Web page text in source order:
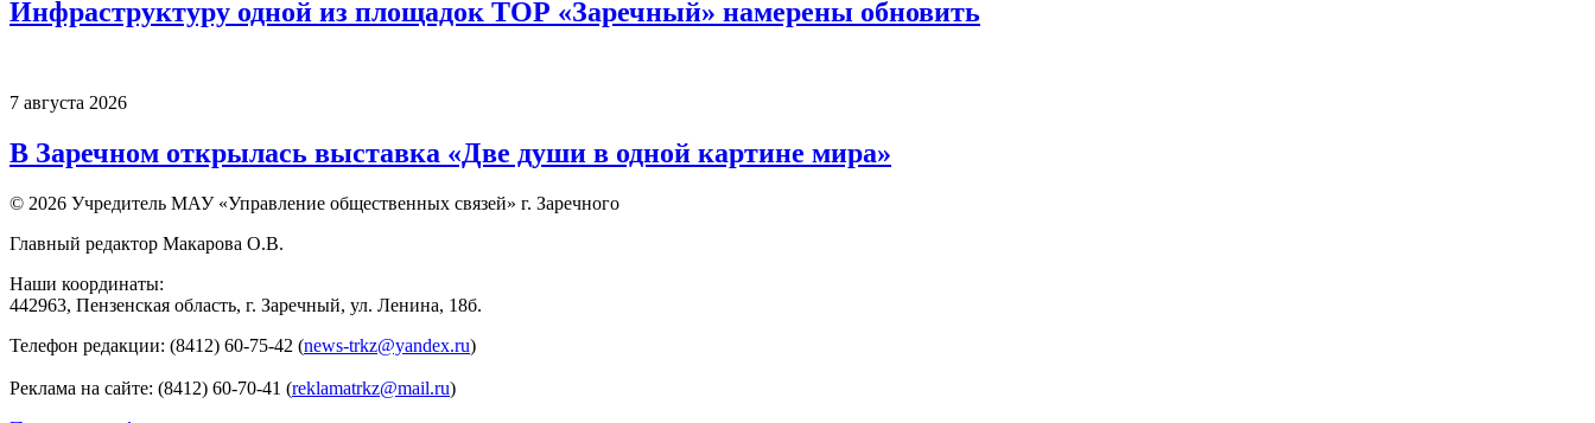
Инфраструктуру одной из площадок ТОР «Заречный» намерены обновить
7 августа 2026
В Заречном открылась выставка «Две души в одной картине мира»
© 2026 Учредитель МАУ «Управление общественных связей» г. Заречного
Главный редактор Макарова О.В.
Наши координаты:
442963, Пензенская область, г. Заречный, ул. Ленина, 18б.
Телефон редакции: (8412) 60-75-42 (news-trkz@yandex.ru)
Реклама на сайте: (8412) 60-70-41 (reklamatrkz@mail.ru)